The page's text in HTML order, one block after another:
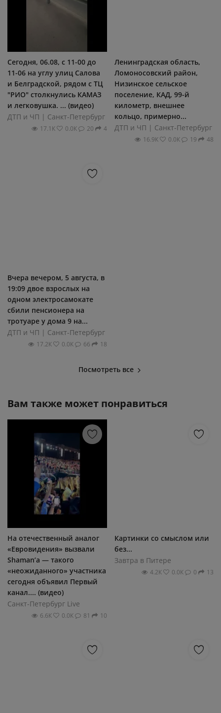
Сегодня, 06.08, с 11-00 до
11-06 на углу улиц Салова
и Белградской, рядом с ТЦ
"РИО" столкнулись КАМАЗ
и легковушка. ... (видео)
ДТП и ЧП | Санкт-Петербург
17.1К 0.0К 20 4
Ленинградская область,
Ломоносовский район,
Низинское сельское
поселение, КАД, 99-й
километр, внешнее
кольцо, примерно...
ДТП и ЧП | Санкт-Петербург
16.9К 0.0К 19 48
Вчера вечером, 5 августа, в
19:09 двое взрослых на
одном электросамокате
сбили пенсионера на
тротуаре у дома 9 на...
ДТП и ЧП | Санкт-Петербург
17.2К 0.0К 66 18
Посмотреть все
Вам также может понравиться
На отечественный аналог
«Евровидения» вызвали
Shaman’a — такого
«неожиданного» участника
сегодня объявил Первый
канал.... (видео)
Санкт-Петербург Live
6.6К 0.0К 81 10
Картинки со смыслом или
без...
Завтра в Питере
4.2К 0.0К 0 13